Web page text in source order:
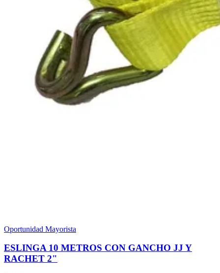
Oportunidad Mayorista
ESLINGA 10 METROS CON GANCHO JJ Y
RACHET 2"